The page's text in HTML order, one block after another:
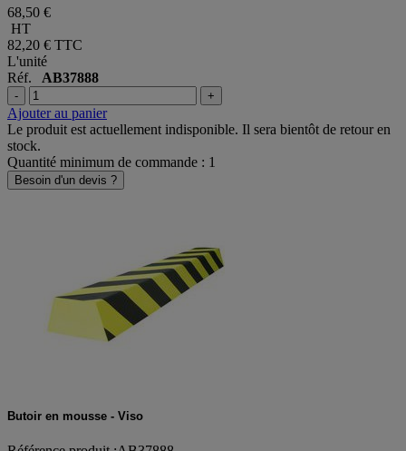
68,50 €
HT
82,20 € TTC
L'unité
Réf. AB37888
- +
Ajouter au panier
Le produit est actuellement indisponible. Il sera bientôt de retour en
stock.
Quantité minimum de commande : 1
Besoin d'un devis ?
Butoir en mousse - Viso